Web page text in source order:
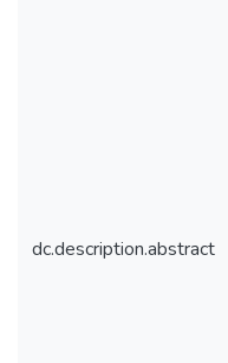
dc.description.abstract